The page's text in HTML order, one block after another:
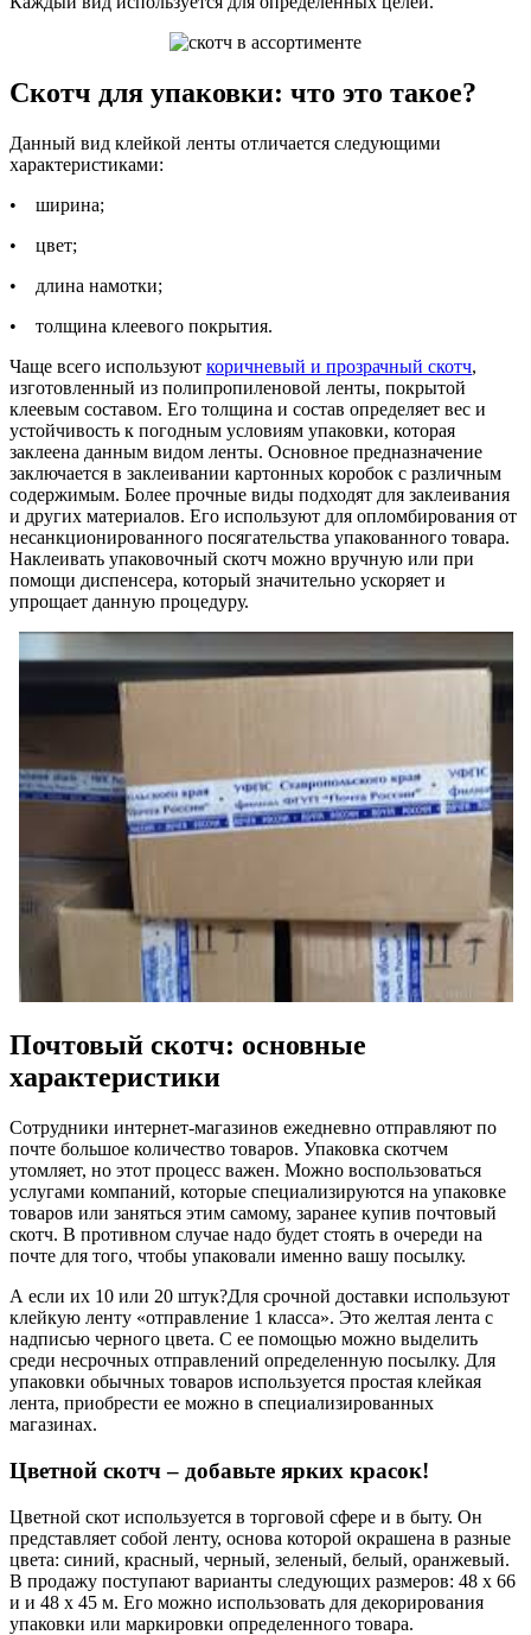
Скотч для упаковки: что это такое?
Данный вид клейкой ленты отличается следующими
характеристиками:
• ширина;
• цвет;
• длина намотки;
• толщина клеевого покрытия.
Чаще всего используют коричневый и прозрачный скотч,
изготовленный из полипропиленовой ленты, покрытой
клеевым составом. Его толщина и состав определяет вес и
устойчивость к погодным условиям упаковки, которая
заклеена данным видом ленты. Основное предназначение
заключается в заклеивании картонных коробок с различным
содержимым. Более прочные виды подходят для заклеивания
и других материалов. Его используют для опломбирования от
несанкционированного посягательства упакованного товара.
Наклеивать упаковочный скотч можно вручную или при
помощи диспенсера, который значительно ускоряет и
упрощает данную процедуру.
Почтовый скотч: основные
характеристики
Сотрудники интернет-магазинов ежедневно отправляют по
почте большое количество товаров. Упаковка скотчем
утомляет, но этот процесс важен. Можно воспользоваться
услугами компаний, которые специализируются на упаковке
товаров или заняться этим самому, заранее купив почтовый
скотч. В противном случае надо будет стоять в очереди на
почте для того, чтобы упаковали именно вашу посылку.
А если их 10 или 20 штук?Для срочной доставки используют
клейкую ленту «отправление 1 класса». Это желтая лента с
надписью черного цвета. С ее помощью можно выделить
среди несрочных отправлений определенную посылку. Для
упаковки обычных товаров используется простая клейкая
лента, приобрести ее можно в специализированных
магазинах.
Цветной скотч – добавьте ярких красок!
Цветной скот используется в торговой сфере и в быту. Он
представляет собой ленту, основа которой окрашена в разные
цвета: синий, красный, черный, зеленый, белый, оранжевый.
В продажу поступают варианты следующих размеров: 48 х 66
и и 48 х 45 м. Его можно использовать для декорирования
упаковки или маркировки определенного товара.